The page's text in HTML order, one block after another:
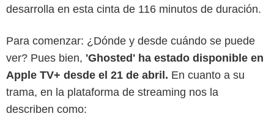
desarrolla en esta cinta de 116 minutos de duración.
Para comenzar: ¿Dónde y desde cuándo se puede
ver? Pues bien, 'Ghosted' ha estado disponible en
Apple TV+ desde el 21 de abril. En cuanto a su
trama, en la plataforma de streaming nos la
describen como: